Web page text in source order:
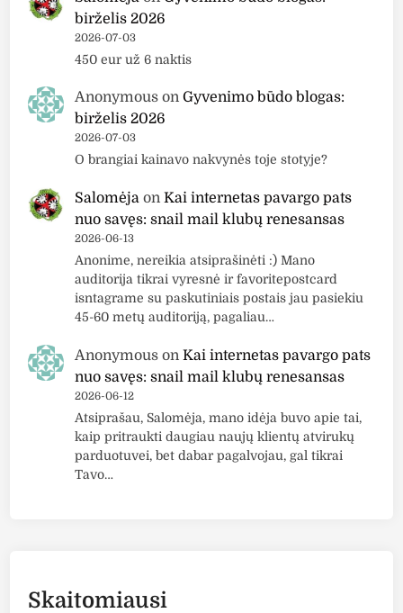
birželis 2026
2026-07-03
450 eur už 6 naktis
Anonymous onGyvenimo būdo blogas:
birželis 2026
2026-07-03
O brangiai kainavo nakvynės toje stotyje?
Salomėja onKai internetas pavargo pats
nuo savęs: snail mail klubų renesansas
2026-06-13
Anonime, nereikia atsiprašinėti :) Mano
auditorija tikrai vyresnė ir favoritepostcard
isntagrame su paskutiniais postais jau pasiekiu
45-60 metų auditoriją, pagaliau…
Anonymous onKai internetas pavargo pats
nuo savęs: snail mail klubų renesansas
2026-06-12
Atsiprašau, Salomėja, mano idėja buvo apie tai,
kaip pritraukti daugiau naujų klientų atvirukų
parduotuvei, bet dabar pagalvojau, gal tikrai
Tavo…
Skaitomiausi